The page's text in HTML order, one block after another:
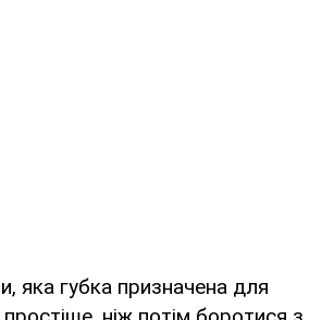
яка губка призначена для